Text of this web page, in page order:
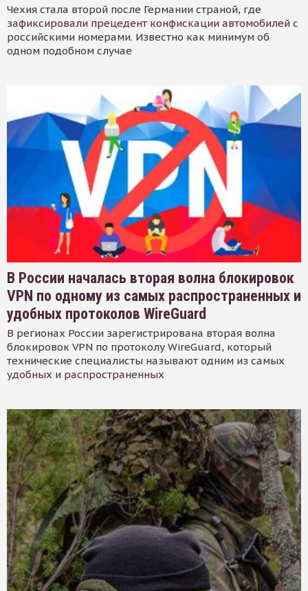
Чехия стала второй после Германии страной, где
зафиксировали прецедент конфискации автомобилей с
российскими номерами. Известно как минимум об
одном подобном случае
В России началась вторая волна блокировок
VPN по одному из самых распространенных и
удобных протоколов WireGuard
В регионах России зарегистрирована вторая волна
блокировок VPN по протоколу WireGuard, который
технические специалисты называют одним из самых
удобных и распространенных